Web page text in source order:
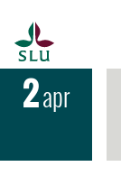
2apr